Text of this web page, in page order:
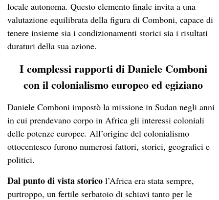
locale autonoma. Questo elemento finale invita a una
valutazione equilibrata della figura di Comboni, capace di
tenere insieme sia i condizionamenti storici sia i risultati
duraturi della sua azione.
I complessi rapporti di Daniele Comboni
con il colonialismo europeo ed egiziano
Daniele Comboni impostò la missione in Sudan negli anni
in cui prendevano corpo in Africa gli interessi coloniali
delle potenze europee. All’origine del colonialismo
ottocentesco furono numerosi fattori, storici, geografici e
politici.
Dal punto di vista storico l’Africa era stata sempre,
purtroppo, un fertile serbatoio di schiavi tanto per le